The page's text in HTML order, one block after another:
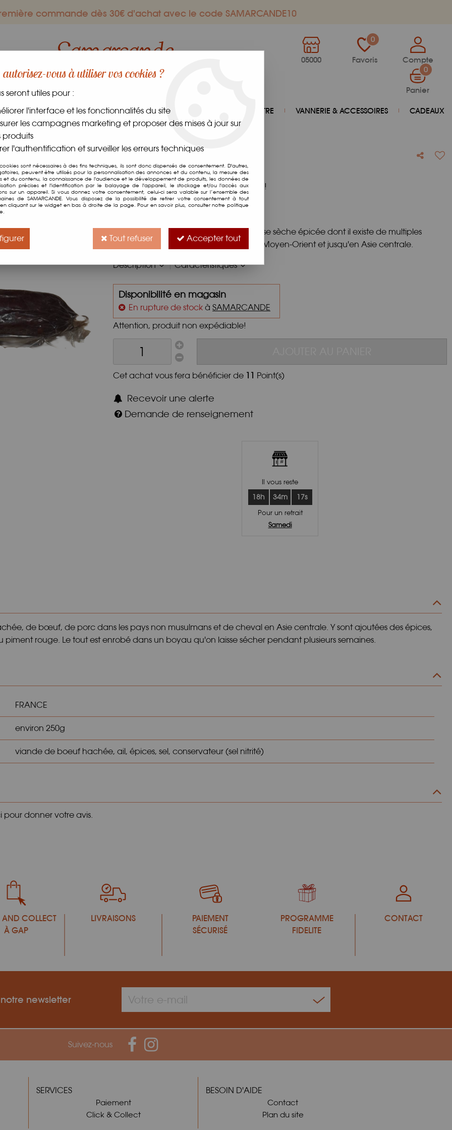
commande dès 30€ d'achat avec le code SAMARCANDE10
05000
0
Favoris Compte
0
Panier
GOURMANDS DANS LE MONDE FRAIS BIEN-ÊTRE VANNERIE & ACCESSOIRES CADEAUX
Soudjouk Fort
Soyez le premier à donner votre avis !
11,00 €TTC
Le soudjouk ou soudjouq est une saucisse sèche épicée dont il existe de multiples
variétés dans les pays balkaniques, au Moyen-Orient et jusqu'en Asie centrale.
Description Caractéristiques
Disponibilité en magasin
En rupture de stock à SAMARCANDE
Attention, produit non expédiable!
Cet achat vous fera bénéficier de 11 Point(s)
Recevoir une alerte
Demande de renseignement
Il vous reste
18h 34m 16s
Pour un retrait
Samedi
de bœuf, de porc dans les pays non musulmans et de cheval en Asie centrale. Y sont ajoutées des épices,
rouge. Le tout est enrobé dans un boyau qu'on laisse sécher pendant plusieurs semaines.
FRANCE
environ 250g
viande de boeuf hachée, ail, épices, sel, conservateur (sel nitrité)
pour donner votre avis.
COLLECT
À GAP
LIVRAISONS
PAIEMENT
SÉCURISÉ
PROGRAMME
FIDELITE
CONTACT
newsletter
Suivez-nous
SERVICES
Paiement
Click & Collect
BESOIN D'AIDE
Contact
Plan du site
vous à utiliser vos cookies ?
seront utiles pour :
l'interface et les fonctionnalités du site
les campagnes marketing et proposer des mises à jour sur
produits
l'authentification et surveiller les erreurs techniques
sont nécessaires à des fins techniques, ils sont donc dispensés de consentement. D'autres,
peuvent être utilisés pour la personnalisation des annonces et du contenu, la mesure des
et du contenu, la connaissance de l'audience et le développement de produits, les données de
précises et l'identification par le balayage de l'appareil, le stockage et/ou l'accès aux
sur un appareil. Si vous donnez votre consentement, celui-ci sera valable sur l’ensemble des
de SAMARCANDE. Vous disposez de la possibilité de retirer votre consentement à tout
cliquant sur le widget en bas à droite de la page. Pour en savoir plus, consulter notre politique
Tout refuser Accepter tout